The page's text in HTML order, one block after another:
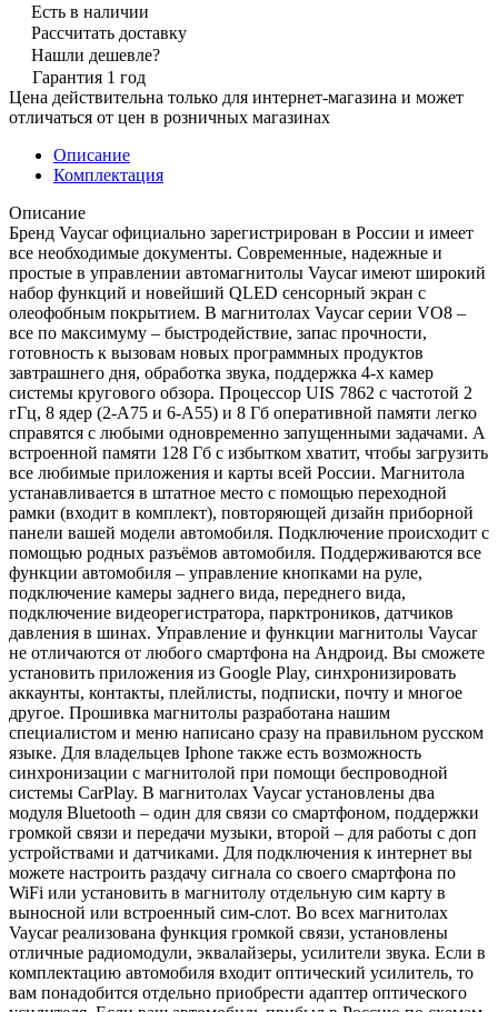
Есть в наличии
Рассчитать доставку
Нашли дешевле?
Гарантия 1 год
Цена действительна только для интернет-магазина и может
отличаться от цен в розничных магазинах
Описание
Комплектация
Описание
Бренд Vaycar официально зарегистрирован в России и имеет
все необходимые документы. Современные, надежные и
простые в управлении автомагнитолы Vaycar имеют широкий
набор функций и новейший QLED сенсорный экран с
олеофобным покрытием. В магнитолах Vaycar серии VО8 –
все по максимуму – быстродействие, запас прочности,
готовность к вызовам новых программных продуктов
завтрашнего дня, обработка звука, поддержка 4-х камер
системы кругового обзора. Процессор UIS 7862 с частотой 2
гГц, 8 ядер (2-А75 и 6-А55) и 8 Гб оперативной памяти легко
справятся с любыми одновременно запущенными задачами. А
встроенной памяти 128 Гб с избытком хватит, чтобы загрузить
все любимые приложения и карты всей России. Магнитола
устанавливается в штатное место с помощью переходной
рамки (входит в комплект), повторяющей дизайн приборной
панели вашей модели автомобиля. Подключение происходит с
помощью родных разъёмов автомобиля. Поддерживаются все
функции автомобиля – управление кнопками на руле,
подключение камеры заднего вида, переднего вида,
подключение видеорегистратора, парктроников, датчиков
давления в шинах. Управление и функции магнитолы Vaycar
не отличаются от любого смартфона на Андроид. Вы сможете
установить приложения из Google Play, синхронизировать
аккаунты, контакты, плейлисты, подписки, почту и многое
другое. Прошивка магнитолы разработана нашим
специалистом и меню написано сразу на правильном русском
языке. Для владельцев Iphone также есть возможность
синхронизации с магнитолой при помощи беспроводной
системы CarPlay. В магнитолах Vaycar установлены два
модуля Bluetooth – один для связи со смартфоном, поддержки
громкой связи и передачи музыки, второй – для работы с доп
устройствами и датчиками. Для подключения к интернет вы
можете настроить раздачу сигнала со своего смартфона по
WiFi или установить в магнитолу отдельную сим карту в
выносной или встроенный сим-слот. Во всех магнитолах
Vaycar реализована функция громкой связи, установлены
отличные радиомодули, эквалайзеры, усилители звука. Если в
комплектацию автомобиля входит оптический усилитель, то
вам понадобится отдельно приобрести адаптер оптического